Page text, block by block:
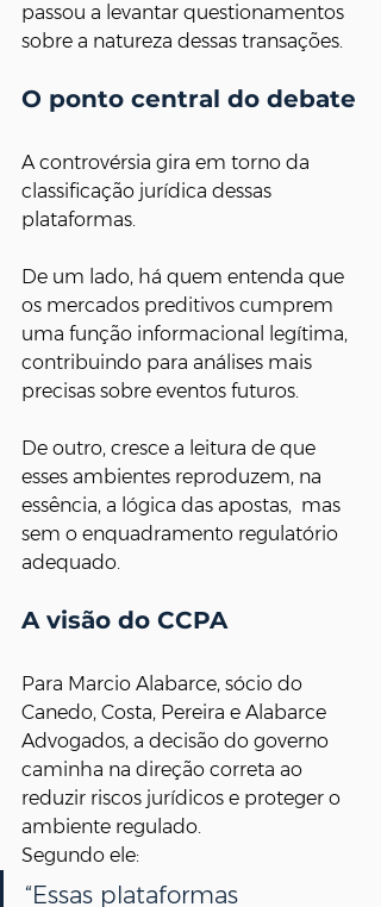
passou a levantar questionamentos
sobre a natureza dessas transações.
O ponto central do debate
A controvérsia gira em torno da
classificação jurídica dessas
plataformas.
De um lado, há quem entenda que
os mercados preditivos cumprem
uma função informacional legítima,
contribuindo para análises mais
precisas sobre eventos futuros.
De outro, cresce a leitura de que
esses ambientes reproduzem, na
essência, a lógica das apostas,  mas
sem o enquadramento regulatório
adequado.
A visão do CCPA
Para Marcio Alabarce, sócio do
Canedo, Costa, Pereira e Alabarce
Advogados, a decisão do governo
caminha na direção correta ao
reduzir riscos jurídicos e proteger o
ambiente regulado.
Segundo ele:
“Essas plataformas